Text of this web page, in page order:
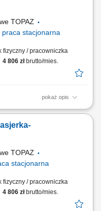
TOPAZ
praca stacjonarna
fizyczny / pracowniczka
4 806 złbrutto/mies.
pokaż opis
obsługi Klientów
terminów przydatności
TOPAZ
stacjonarna
fizyczny / pracowniczka
4 806 złbrutto/mies.